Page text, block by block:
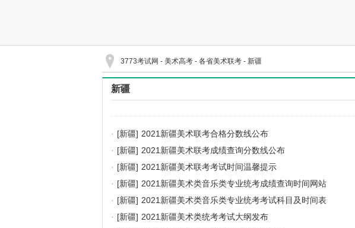
3773考试网 - 美术高考 - 各省美术联考 - 新疆
新疆
· [新疆] 2021新疆美术联考合格分数线公布
· [新疆] 2021新疆美术联考成绩查询分数线公布
· [新疆] 2021新疆美术联考考试时间温馨提示
· [新疆] 2021新疆美术类音乐类专业统考成绩查询时间网站
· [新疆] 2021新疆美术类音乐类专业统考考试科目及时间表
· [新疆] 2021新疆美术类统考考试大纲发布